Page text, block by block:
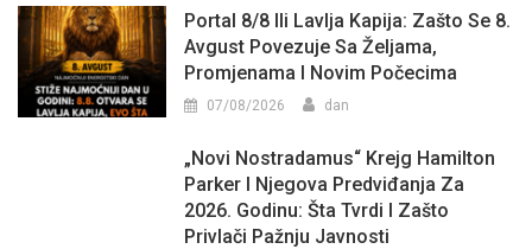
Portal 8/8 Ili Lavlja Kapija: Zašto Se 8.
Avgust Povezuje Sa Željama,
Promjenama I Novim Počecima
07/08/2026 dan
„Novi Nostradamus“ Krejg Hamilton
Parker I Njegova Predviđanja Za
2026. Godinu: Šta Tvrdi I Zašto
Privlači Pažnju Javnosti